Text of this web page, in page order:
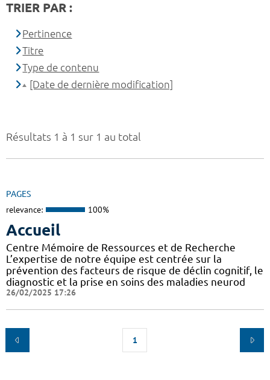
Résultats 1 à 1 sur 1 au total
PAGES
relevance: 100%
Accueil
Centre Mémoire de Ressources et de Recherche
L’expertise de notre équipe est centrée sur la
prévention des facteurs de risque de déclin cognitif, le
diagnostic et la prise en soins des maladies neurod
26/02/2025 17:26
1
TRIER PAR :
Pertinence
Titre
Type de contenu
[Date de dernière modification]